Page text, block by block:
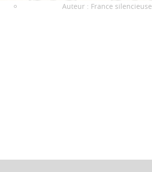
Auteur : France silencieuse